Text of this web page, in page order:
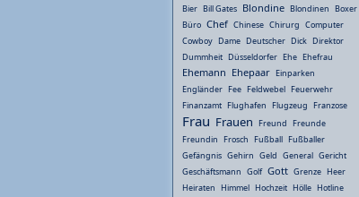
Bier Bill Gates Blondine Blondinen Boxer
Büro Chef Chinese Chirurg Computer
Cowboy Dame Deutscher Dick Direktor
Dummheit Düsseldorfer Ehe Ehefrau
Ehemann Ehepaar Einparken
Engländer Fee Feldwebel Feuerwehr
Finanzamt Flughafen Flugzeug Franzose
Frau Frauen Freund Freunde
Freundin Frosch Fußball Fußballer
Gefängnis Gehirn Geld General Gericht
Geschäftsmann Golf Gott Grenze Heer
Heiraten Himmel Hochzeit Hölle Hotline